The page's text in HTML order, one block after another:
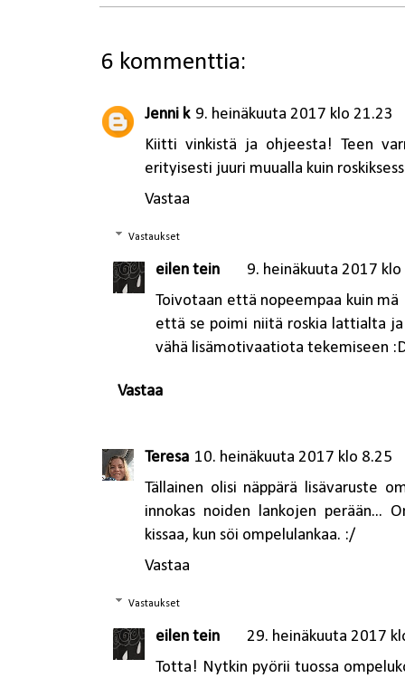
6 kommenttia:
Jenni k 9. heinäkuuta 2017 klo 21.23
Kiitti vinkistä ja ohjeesta! Teen
erityisesti juuri muualla kuin
Vastaa
Vastaukset
eilen tein
9. heinäkuuta 2017
Toivotaan että nopeempaa kuin
että se poimi niitä roskia lattialta
vähä lisämotivaatiota tekemiseen
Vastaa
Teresa 10. heinäkuuta 2017 klo 8.25
Tällainen olisi näppärä lisävaruste
innokas noiden lankojen perään...
kissaa, kun söi ompelulankaa. :/
Vastaa
Vastaukset
eilen tein
29. heinäkuuta 2017
Totta! Nytkin pyörii tuossa